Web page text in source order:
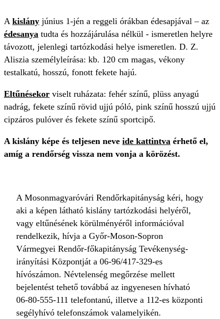
A kislány június 1-jén a reggeli órákban édesapjával – az
édesanya tudta és hozzájárulása nélkül - ismeretlen helyre
távozott, jelenlegi tartózkodási helye ismeretlen. D. Z.
Aliszia személyleírása: kb. 120 cm magas, vékony
testalkatú, hosszú, fonott fekete hajú.
Eltűnésekor viselt ruházata: fehér színű, plüss anyagú
nadrág, fekete színű rövid ujjú póló, pink színű hosszú ujjú
cipzáros pulóver és fekete színű sportcipő.
A kislány képe és teljesen neve ide kattintva érhető el,
amíg a rendőrség vissza nem vonja a körözést.
A Mosonmagyaróvári Rendőrkapitányság kéri, hogy
aki a képen látható kislány tartózkodási helyéről,
vagy eltűnésének körülményéről információval
rendelkezik, hívja a Győr-Moson-Sopron
Vármegyei Rendőr-főkapitányság Tevékenység-
irányítási Központját a 06-96/417-329-es
hívószámon. Névtelenség megőrzése mellett
bejelentést tehető továbbá az ingyenesen hívható
06-80-555-111 telefontanú, illetve a 112-es központi
segélyhívó telefonszámok valamelyikén.